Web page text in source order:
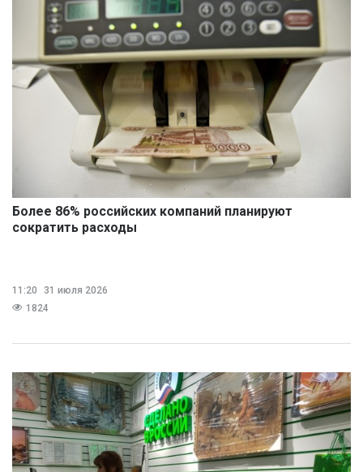
Более 86% российских компаний планируют
сократить расходы
11:20
31 июля 2026
1824